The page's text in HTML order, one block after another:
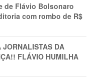
de Flávio Bolsonaro
com rombo de R$
DA
FLÁVIO HUMILHA